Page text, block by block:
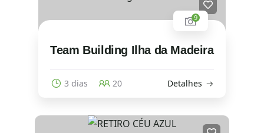
9
Team Building Ilha da Madeira
3 dias 20 Detalhes